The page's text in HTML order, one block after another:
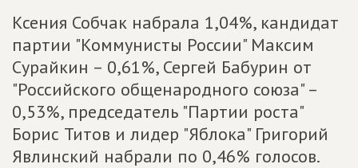
Ксения Собчак набрала 1,04%, кандидат
партии "Коммунисты России" Максим
Сурайкин – 0,61%, Сергей Бабурин от
"Российского общенародного союза" –
0,53%, председатель "Партии роста"
Борис Титов и лидер "Яблока" Григорий
Явлинский набрали по 0,46% голосов.